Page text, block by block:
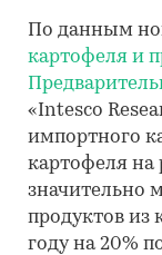
По данным
картофеля и
«Intesco
импортного
картофеля на
значительно
продуктов из
году на 20%